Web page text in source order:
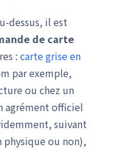
dessus, il est
de carte
: carte grise en
par exemple,
ou chez un
agrément officiel
suivant
physique ou non),